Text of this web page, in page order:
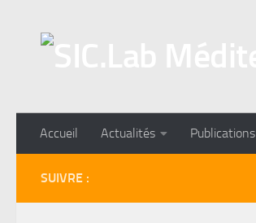
Accueil Actualités Publications
SUIVRE :